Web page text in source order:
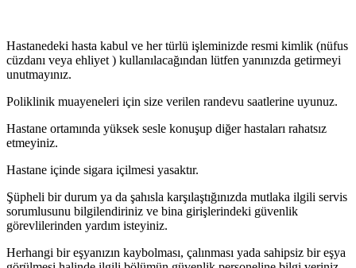
Hastanedeki hasta kabul ve her türlü işleminizde resmi kimlik (nüfus
cüzdanı veya ehliyet ) kullanılacağından lütfen yanınızda getirmeyi
unutmayınız.
Poliklinik muayeneleri için size verilen randevu saatlerine uyunuz.
Hastane ortamında yüksek sesle konuşup diğer hastaları rahatsız
etmeyiniz.
Hastane içinde sigara içilmesi yasaktır.
Şüpheli bir durum ya da şahısla karşılaştığınızda mutlaka ilgili servis
sorumlusunu bilgilendiriniz ve bina girişlerindeki güvenlik
görevlilerinden yardım isteyiniz.
Herhangi bir eşyanızın kaybolması, çalınması yada sahipsiz bir eşya